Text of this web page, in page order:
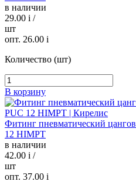
в наличии
29.00 i /
шт
опт. 26.00 i
Количество (шт)
В корзину
Фитинг пневматический
12 HIMPT
в наличии
42.00 i /
шт
опт. 37.00 i